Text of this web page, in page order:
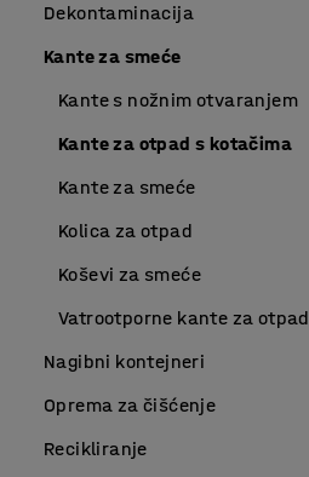
Dekontaminacija
Kante za smeće
Kante s nožnim otvaranjem
Kante za otpad s kotačima
Kante za smeće
Kolica za otpad
Koševi za smeće
Vatrootporne kante za otpad
Nagibni kontejneri
Oprema za čišćenje
Recikliranje